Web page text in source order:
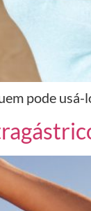
pode usá-